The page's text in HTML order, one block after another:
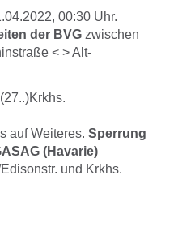
00:30 Uhr.
der BVG zwischen
< > Alt-
auf Weiteres. Sperrung
(Havarie)
und Krkhs.